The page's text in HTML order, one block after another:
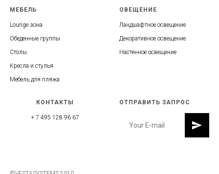
МЕБЕЛЬ
Lounge зона
Обеденные группы
Столы
Кресла и стулья
Мебель для пляжа
ОВЕЩЕНИЕ
Ландшафтное освещение
Декоративное освещение
Настенное освещение
КОНТАКТЫ
+ 7 495 128 96 67
ОТПРАВИТЬ ЗАПРОС